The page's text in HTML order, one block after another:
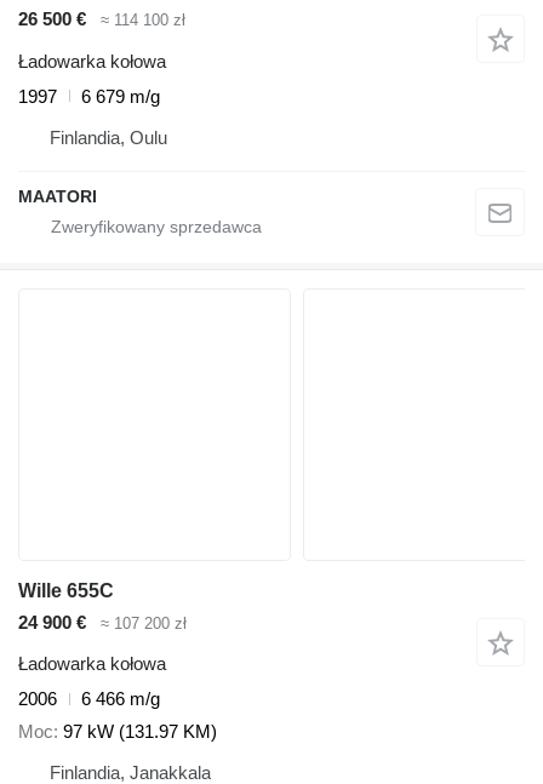
26 500 €
≈ 114 100 zł
Ładowarka kołowa
1997
6 679 m/g
Finlandia, Oulu
MAATORI
Wille 655C
24 900 €
≈ 107 200 zł
Ładowarka kołowa
2006
6 466 m/g
Moc 97 kW (131.97 KM)
Finlandia, Janakkala